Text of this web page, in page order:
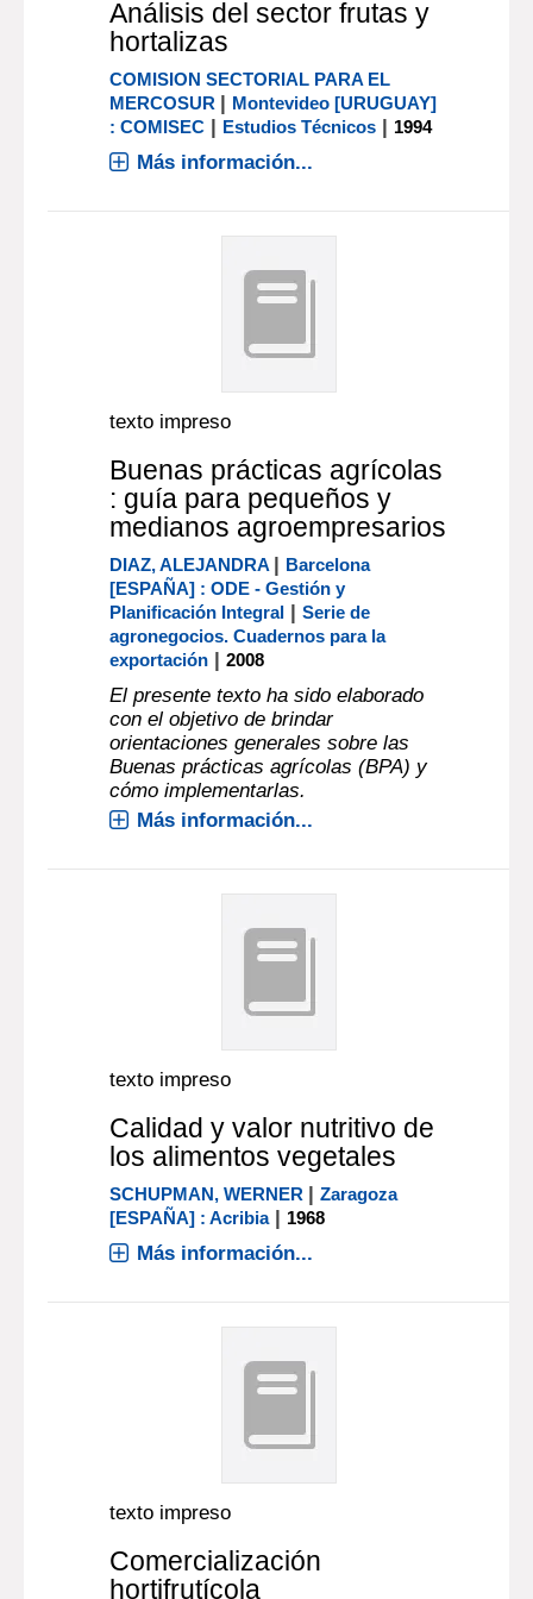
Análisis del sector frutas y
hortalizas
COMISION SECTORIAL PARA EL
MERCOSUR | Montevideo [URUGUAY]
: COMISEC | Estudios Técnicos | 1994
Más información...
texto impreso
Buenas prácticas agrícolas
: guía para pequeños y
medianos agroempresarios
DIAZ, ALEJANDRA | Barcelona
[ESPAÑA] : ODE - Gestión y
Planificación Integral |Serie de
agronegocios. Cuadernos para la
exportación |2008
El presente texto ha sido elaborado
con el objetivo de brindar
orientaciones generales sobre las
Buenas prácticas agrícolas (BPA) y
cómo implementarlas.
Más información...
texto impreso
Calidad y valor nutritivo de
los alimentos vegetales
SCHUPMAN, WERNER |Zaragoza
[ESPAÑA] : Acribia| 1968
Más información...
texto impreso
Comercialización
hortifrutícola